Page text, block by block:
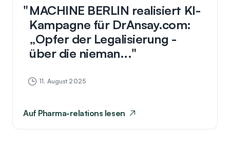
MACHINE BERLIN realisiert KI-
Kampagne für DrAnsay.com:
„Opfer der Legalisierung -
über die nieman...
11. August 2025
Auf Pharma-relations lesen